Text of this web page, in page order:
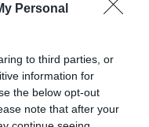
Personal
to third parties, or
information for
the below opt-out
note that after your